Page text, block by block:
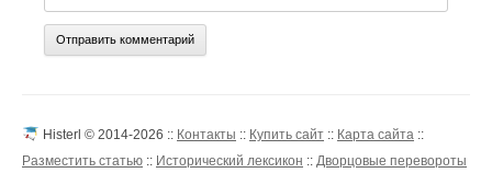
Histerl © 2014-2026 :: Контакты :: Купить сайт :: Карта сайта ::
Разместить статью :: Исторический лексикон :: Дворцовые перевороты